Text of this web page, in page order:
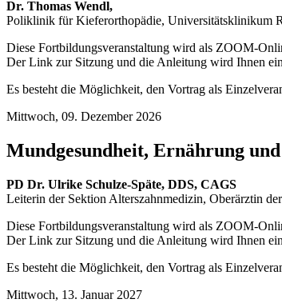
Dr. Thomas Wendl,
Poliklinik für Kieferorthopädie, Universitätsklinikum
Diese Fortbildungsveranstaltung wird als ZOOM-
Der Link zur Sitzung und die Anleitung wird Ihnen
Es besteht die Möglichkeit, den Vortrag als
Mittwoch, 09. Dezember 2026
Mundgesundheit, Ernährung
PD Dr. Ulrike Schulze-Späte, DDS, CAGS
Leiterin der Sektion Alterszahnmedizin, Oberärztin
Diese Fortbildungsveranstaltung wird als ZOOM-
Der Link zur Sitzung und die Anleitung wird Ihnen
Es besteht die Möglichkeit, den Vortrag als
Mittwoch, 13. Januar 2027